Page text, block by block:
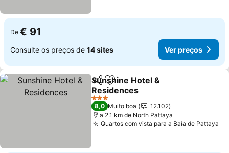
De € 91
Consulte os preços de 14 sites Ver preços
PartilharAdicionar aos favoritos
Sunshine Hotel &
Residences
Ver preços
3 Estrelas
8,0 Muito boa
12.102
a 2.1 km de North Pattaya
Quartos com vista para a Baía de Pattaya